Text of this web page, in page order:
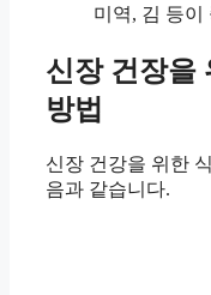
미역, 김 등이
신장 건장을
방법
신장 건강을 위한
음과 같습니다.